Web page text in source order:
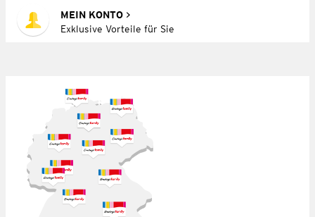
MEIN KONTO
Exklusive Vorteile für Sie